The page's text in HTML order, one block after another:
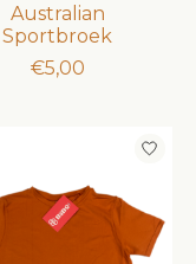
Australian
Sportbroek
€5,00